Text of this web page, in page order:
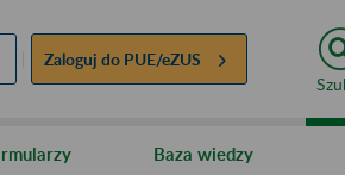
Zaloguj do PUE/eZUS
Baza wiedzy